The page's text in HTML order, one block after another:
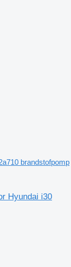
brandstofpomp
Hyundai i30